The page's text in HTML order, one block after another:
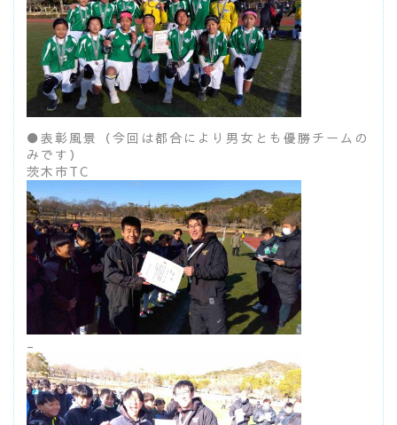
●表彰風景（今回は都合により男女とも優勝チームの
みです）
茨木市TC